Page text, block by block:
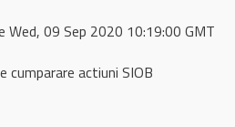
Wed, 09 Sep 2020 10:19:00 GMT
actiuni SIOB